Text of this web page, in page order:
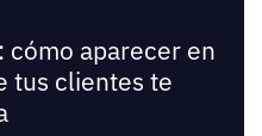
cómo aparecer en
tus clientes te